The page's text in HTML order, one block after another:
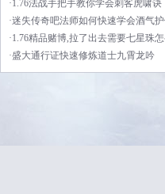
·1.76法战手把手教你学会刺客虎啸诀
·迷失传奇吧法师如何快速学会酒气
·1.76精品赌博,拉了出去需要七星珠
·盛大通行证快速修炼道士九霄龙吟